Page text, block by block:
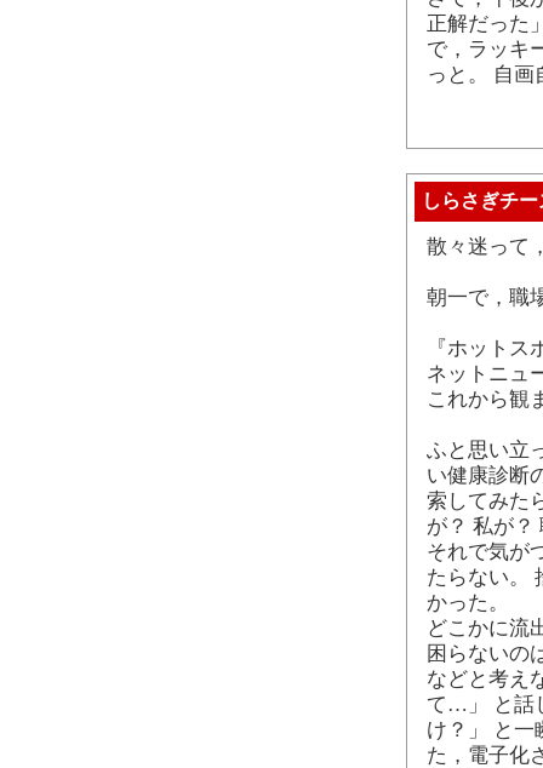
正解だった
で，ラッキ
っと。 自画
しらさぎチ
散々迷って
朝一で，職
『ホット
ネットニュ
これから観
ふと思い立
い健康診断
索してみた
が？ 私が？
それで気が
たらない。
かった。
どこかに流
困らないの
などと考え
て…」 と話
け？」 と一
た，電子化